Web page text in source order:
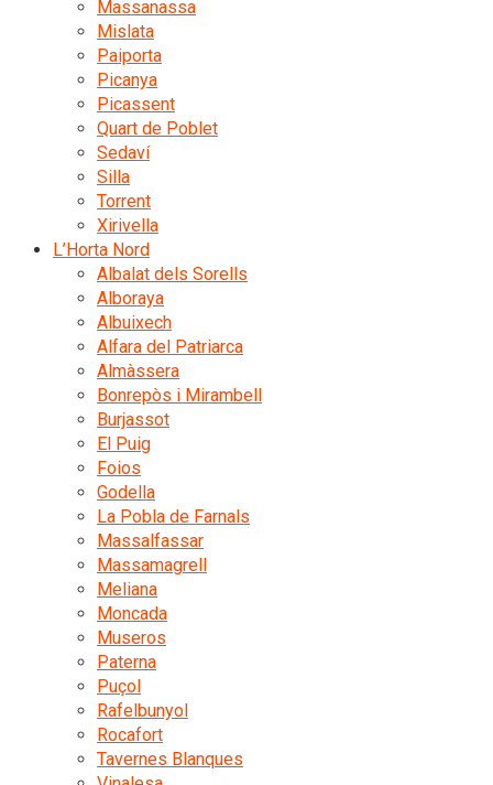
Massanassa
Mislata
Paiporta
Picanya
Picassent
Quart de Poblet
Sedaví
Silla
Torrent
Xirivella
L’Horta Nord
Albalat dels Sorells
Alboraya
Albuixech
Alfara del Patriarca
Almàssera
Bonrepòs i Mirambell
Burjassot
El Puig
Foios
Godella
La Pobla de Farnals
Massalfassar
Massamagrell
Meliana
Moncada
Museros
Paterna
Puçol
Rafelbunyol
Rocafort
Tavernes Blanques